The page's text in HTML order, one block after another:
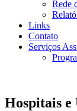
Rede
Links
Contato
Serviços
Hospitais e